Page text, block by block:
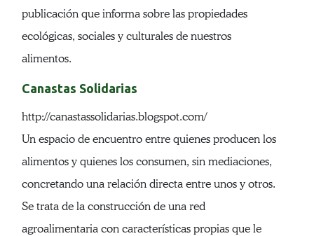
publicación que informa sobre las propiedades
ecológicas, sociales y culturales de nuestros
alimentos.
Canastas Solidarias
http://canastassolidarias.blogspot.com/
Un espacio de encuentro entre quienes producen los
alimentos y quienes los consumen, sin mediaciones,
concretando una relación directa entre unos y otros.
Se trata de la construcción de una red
agroalimentaria con características propias que le